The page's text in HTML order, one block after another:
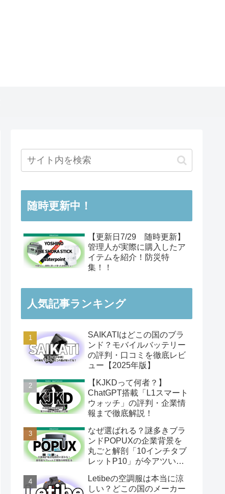
随時更新中！
【更新日7/29 随時更新】
管理人が実際に購入したア
イテムを紹介！防災特
集！！
人気記事ランキング
SAIKATIはどこの国のブラ
ンド？モバイルバッテリー
の評判・口コミを徹底レビ
ュー【2025年版】
【KJKDって何者？】
ChatGPT搭載「L1スマート
ウォッチ」の評判・企業情
報まで徹底解説！
なぜ選ばれる？謎多きブラ
ンドPOPUXの企業背景を
丸ごと解剖「10インチタブ
レットP10」が今アツい理
Letibeの空調服は本当に涼
しい？どこの国のメーカー